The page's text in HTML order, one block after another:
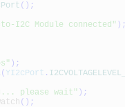
( ) ;
I2C Module connected" )
) ;
( YI2cPort .
please wait" ) ;
( ) ;